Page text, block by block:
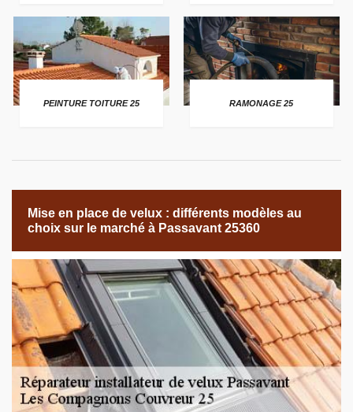
PEINTURE TOITURE 25 RAMONAGE 25
Mise en place de velux : différents modèles au
choix sur le marché à Passavant 25360